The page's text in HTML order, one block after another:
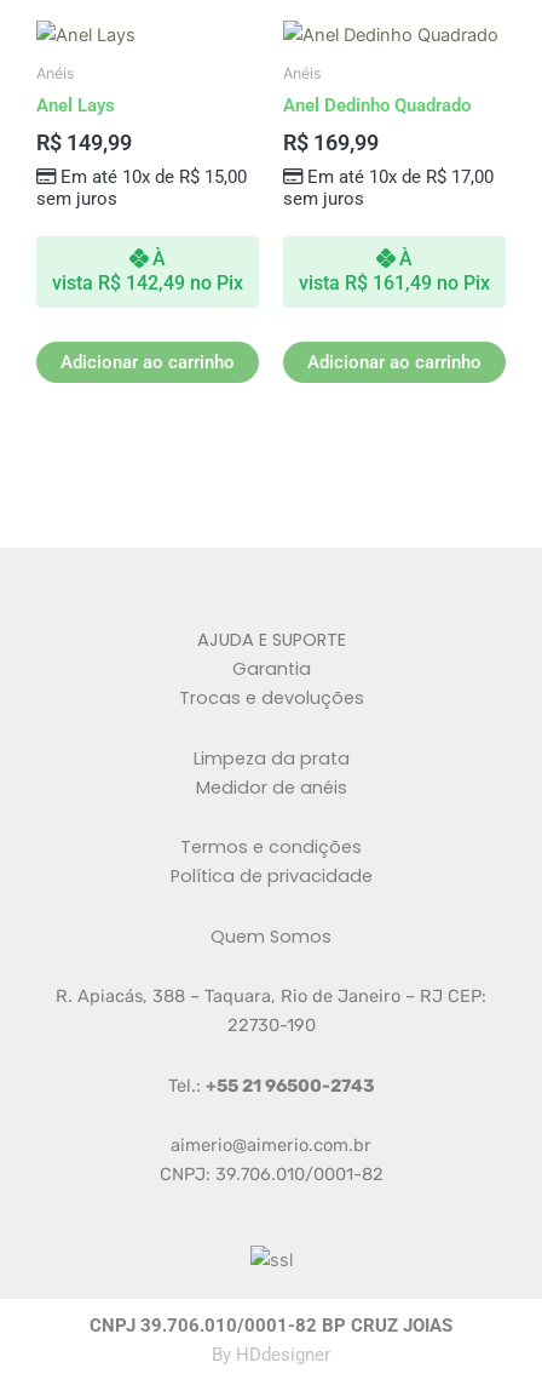
Anéis
Anel Lays
R$ 149,99
Em até 10x de R$15,00
sem juros
À
vista R$ 142,49 no Pix
Adicionar ao carrinho
Anéis
Anel Dedinho Quadrado
R$ 169,99
Em até 10x de R$17,00
sem juros
À
vista R$ 161,49 no Pix
Adicionar ao carrinho
AJUDA E SUPORTE
Garantia
Trocas e devoluções
Limpeza da prata
Medidor de anéis
Termos e condições
Política de privacidade
Quem Somos
R. Apiacás, 388 – Taquara, Rio de Janeiro – RJ CEP:
22730-190
Tel.: +55 21 96500-2743
aimerio@aimerio.com.br
CNPJ: 39.706.010/0001-82
CNPJ 39.706.010/0001-82 BP CRUZ JOIAS
By HDdesigner